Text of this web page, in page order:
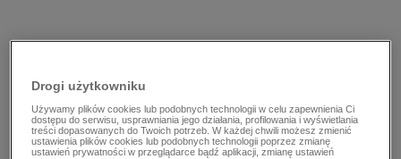
Drogi użytkowniku
Używamy plików cookies lub podobnych technologii w celu zapewnienia Ci
dostępu do serwisu, usprawniania jego działania, profilowania i wyświetlania
treści dopasowanych do Twoich potrzeb. W każdej chwili możesz zmienić
ustawienia plików cookies lub podobnych technologii poprzez zmianę
ustawień prywatności w przeglądarce bądź aplikacji, zmianę ustawień